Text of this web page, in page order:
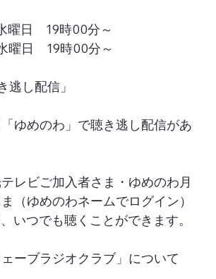
曜日　19時00分～
曜日　19時00分～
逃し配信」
ゆめのわ」で聴き逃し配信があ
レビご加入者さま・ゆめのわ月
（ゆめのわネームでログイン）
いつでも聴くことができます。
ェーブラジオクラブ」について